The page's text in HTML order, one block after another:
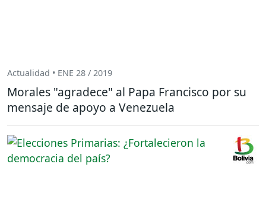
Actualidad • ENE 28 / 2019
Morales "agradece" al Papa Francisco por su
mensaje de apoyo a Venezuela